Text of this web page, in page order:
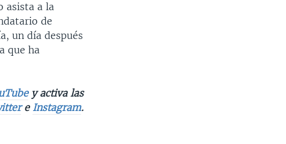
asista a la
de
un día después
que ha
y activa las
e Instagram.